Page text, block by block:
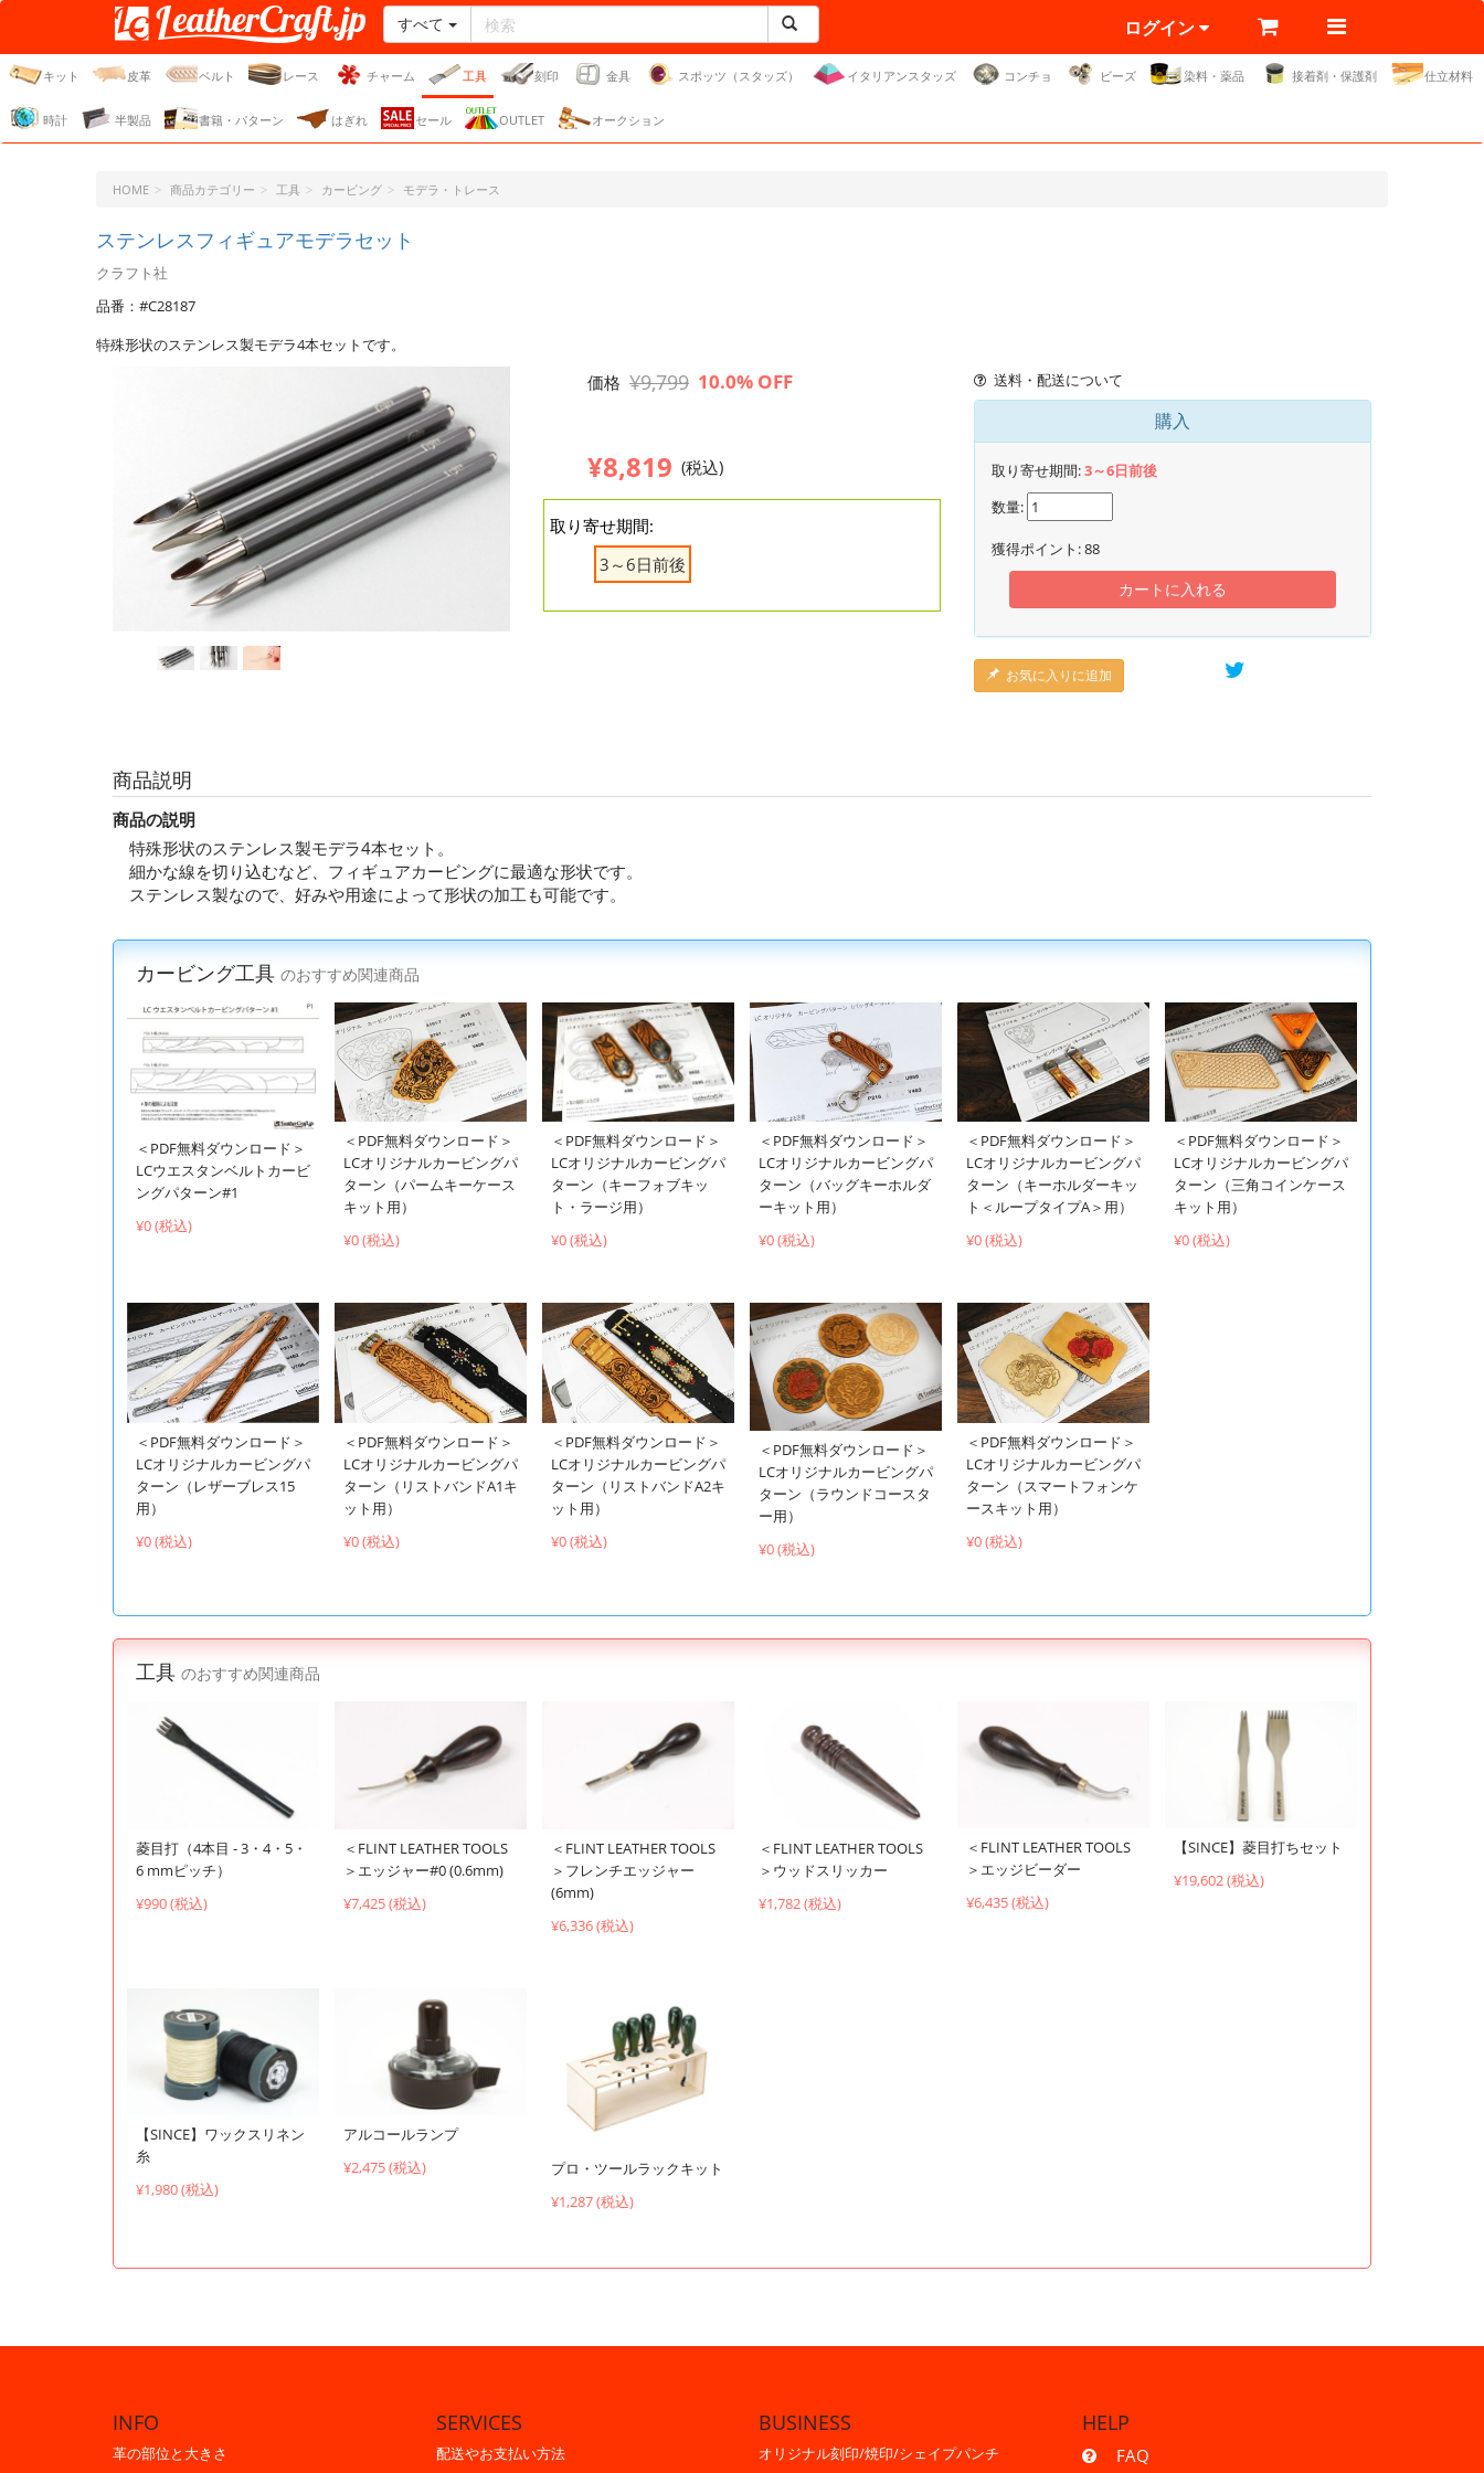
レザークラフト・ドット・
ジェーピー
すべて ログイン
キット 皮革 ベルト レース チャーム 工具 刻印 金具 スポッツ（スタッズ） イタリアンスタッズ コンチョ ビーズ 染料・薬品 接着剤・保護剤 仕立材料
時計 半製品 書籍・パターン はぎれ セール OUTLET オークション
HOME 商品カテゴリー 工具 カービング モデラ・トレース
ステンレスフィギュアモデラセット
クラフト社
品番：#C28187
特殊形状のステンレス製モデラ4本セットです。
価格 ¥9,799 10.0% OFF
¥8,819 (税込)
取り寄せ期間:
3～6日前後
送料・配送について
購入
取り寄せ期間:3～6日前後
数量:
獲得ポイント:88
カートに入れる
お気に入りに追加
商品説明
商品の説明
特殊形状のステンレス製モデラ4本セット。
細かな線を切り込むなど、フィギュアカービングに最適な形状です。
ステンレス製なので、好みや用途によって形状の加工も可能です。
カービング工具 のおすすめ関連商品
＜PDF無料ダウンロード＞
LCウエスタンベルトカービ
ングパターン#1
¥0 (税込)
＜PDF無料ダウンロード＞
LCオリジナルカービングパ
ターン（パームキーケース
キット用）
¥0 (税込)
＜PDF無料ダウンロード＞
LCオリジナルカービングパ
ターン（キーフォブキッ
ト・ラージ用）
¥0 (税込)
＜PDF無料ダウンロード＞
LCオリジナルカービングパ
ターン（バッグキーホルダ
ーキット用）
¥0 (税込)
＜PDF無料ダウンロード＞
LCオリジナルカービングパ
ターン（キーホルダーキッ
ト＜ループタイプA＞用）
¥0 (税込)
＜PDF無料ダウンロード＞
LCオリジナルカービングパ
ターン（三角コインケース
キット用）
¥0 (税込)
＜PDF無料ダウンロード＞
LCオリジナルカービングパ
ターン（レザーブレス15
用）
¥0 (税込)
＜PDF無料ダウンロード＞
LCオリジナルカービングパ
ターン（リストバンドA1キ
ット用）
¥0 (税込)
＜PDF無料ダウンロード＞
LCオリジナルカービングパ
ターン（リストバンドA2キ
ット用）
¥0 (税込)
＜PDF無料ダウンロード＞
LCオリジナルカービングパ
ターン（ラウンドコースタ
ー用）
¥0 (税込)
＜PDF無料ダウンロード＞
LCオリジナルカービングパ
ターン（スマートフォンケ
ースキット用）
¥0 (税込)
工具 のおすすめ関連商品
菱目打（4本目 - 3・4・5・
6 mmピッチ）
¥990 (税込)
＜FLINT LEATHER TOOLS
＞エッジャー#0 (0.6mm)
¥7,425 (税込)
＜FLINT LEATHER TOOLS
＞フレンチエッジャー
(6mm)
¥6,336 (税込)
＜FLINT LEATHER TOOLS
＞ウッドスリッカー
¥1,782 (税込)
＜FLINT LEATHER TOOLS
＞エッジビーダー
¥6,435 (税込)
【SINCE】菱目打ちセット
¥19,602 (税込)
【SINCE】ワックスリネン
糸
¥1,980 (税込)
アルコールランプ
¥2,475 (税込)
プロ・ツールラックキット
¥1,287 (税込)
INFO
革の部位と大きさ
SERVICES
配送やお支払い方法
BUSINESS
オリジナル刻印/焼印/シェイプパンチ
HELP
FAQ